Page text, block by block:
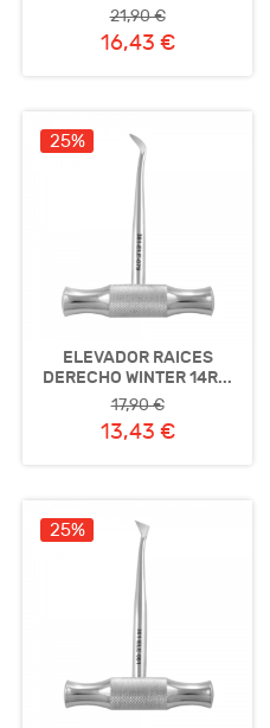
21,90 €
16,43 €
25%
ELEVADOR RAICES
DERECHO WINTER 14R...
17,90 €
13,43 €
25%